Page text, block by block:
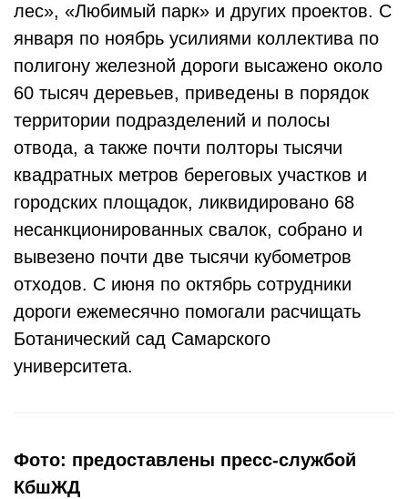
лес», «Любимый парк» и других проектов. С
января по ноябрь усилиями коллектива по
полигону железной дороги высажено около
60 тысяч деревьев, приведены в порядок
территории подразделений и полосы
отвода, а также почти полторы тысячи
квадратных метров береговых участков и
городских площадок, ликвидировано 68
несанкционированных свалок, собрано и
вывезено почти две тысячи кубометров
отходов. С июня по октябрь сотрудники
дороги ежемесячно помогали расчищать
Ботанический сад Самарского
университета.
Фото: предоставлены пресс-службой
КбшЖД